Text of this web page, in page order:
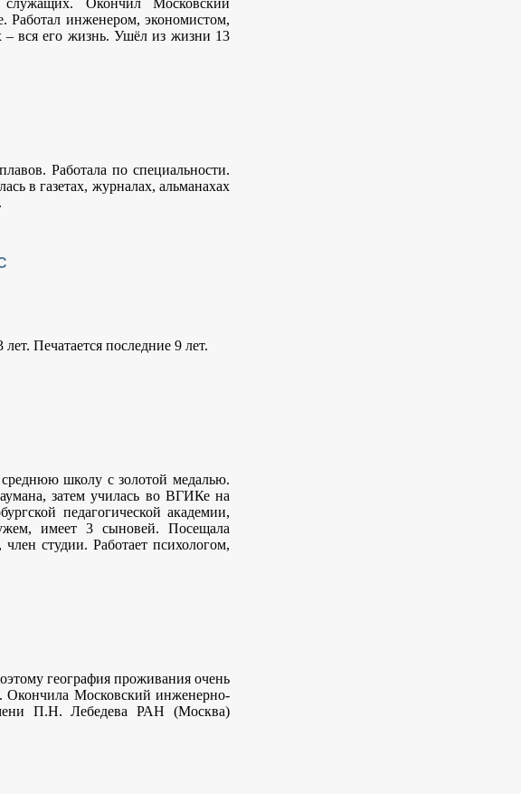
Работал инженером, экономистом,
вся его жизнь. Ушёл из жизни 13
Работала по специальности.
в газетах, журналах, альманахах
Печатается последние 9 лет.
школу с золотой медалью.
затем училась во ВГИКе на
педагогической академии,
имеет 3 сыновей. Посещала
студии. Работает психологом,
география проживания очень
Окончила Московский инженерно-
П.Н. Лебедева РАН (Москва)